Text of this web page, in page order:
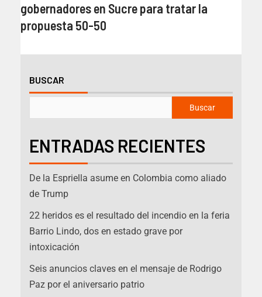
gobernadores en Sucre para tratar la
propuesta 50-50
BUSCAR
Buscar
ENTRADAS RECIENTES
De la Espriella asume en Colombia como aliado
de Trump
22 heridos es el resultado del incendio en la feria
Barrio Lindo, dos en estado grave por
intoxicación
Seis anuncios claves en el mensaje de Rodrigo
Paz por el aniversario patrio